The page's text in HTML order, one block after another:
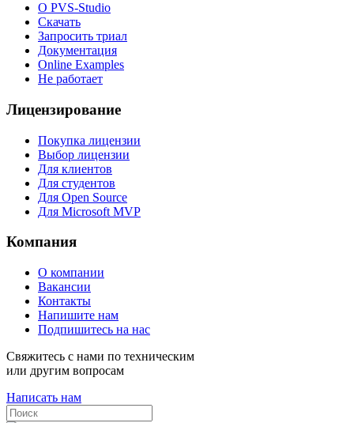
О PVS-Studio
Скачать
Запросить триал
Документация
Online Examples
Не работает
Лицензирование
Покупка лицензии
Выбор лицензии
Для клиентов
Для студентов
Для Open Source
Для Microsoft MVP
Компания
О компании
Вакансии
Контакты
Напишите нам
Подпишитесь на нас
Свяжитесь с нами по техническим
или другим вопросам
Написать нам